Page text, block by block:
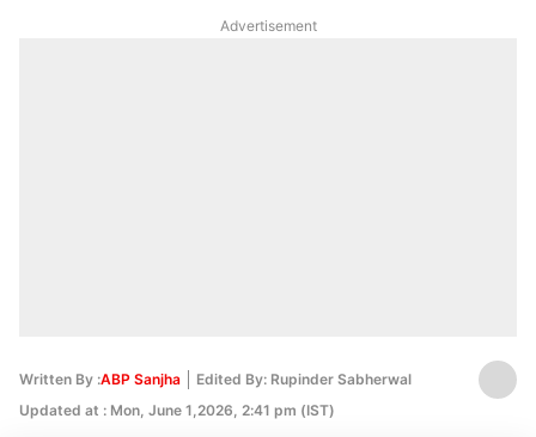
Advertisement
Written By :ABP Sanjha
Edited By: Rupinder Sabherwal
Updated at : Mon, June 1,2026, 2:41 pm (IST)